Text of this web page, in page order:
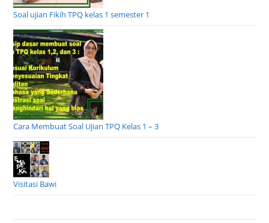
Soal ujian Fikih TPQ kelas 1 semester 1
Cara Membuat Soal Ujian TPQ Kelas 1 – 3
Visitasi Bawi